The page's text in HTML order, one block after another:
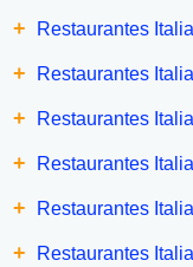
+ Restaurantes
+ Restaurantes
+ Restaurantes
+ Restaurantes
+ Restaurantes
+ Restaurantes